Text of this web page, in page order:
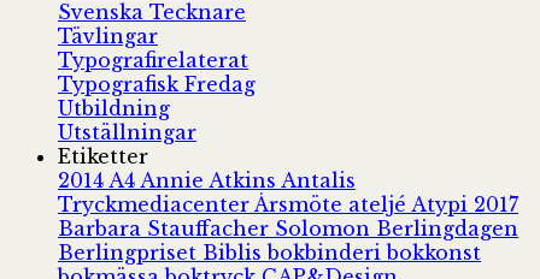
Svenska Tecknare
Tävlingar
Typografirelaterat
Typografisk Fredag
Utbildning
Utställningar
Etiketter
2014 A4 Annie Atkins Antalis
Tryckmediacenter Årsmöte ateljé Atypi 2017
Barbara Stauffacher Solomon Berlingdagen
Berlingpriset Biblisbokbinderibokkonst